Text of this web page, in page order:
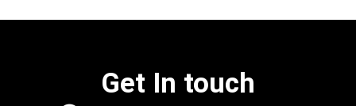
Get In touch